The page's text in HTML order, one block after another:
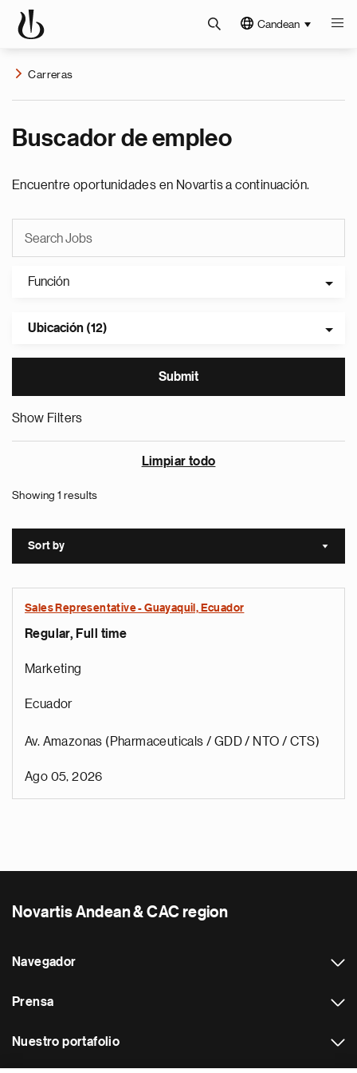
Candean
Carreras
Buscador de empleo
Encuentre oportunidades en Novartis a continuación.
Función
Ubicación (12)
Show Filters
Limpiar todo
Showing 1 results
Sort by Sort
Sales Representative - Guayaquil, Ecuador
Regular, Full time
Marketing
Ecuador
Av. Amazonas (Pharmaceuticals / GDD / NTO / CTS)
Ago 05, 2026
Novartis Andean & CAC region
Navegador
Prensa
Nuestro portafolio